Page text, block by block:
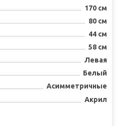
170 см
80 см
44 см
58 см
Левая
Белый
Асимметричные
Акрил